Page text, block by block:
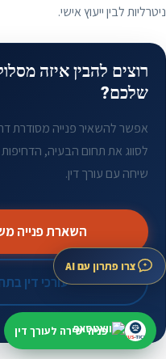
ניטרליות לבין ייעוץ אישי.
רוצים להבין איזה
שלכם?
לסווג את תחום הבעיה, הדחיפות
שיחה עם עורך דין.
השארת פנייה
עורכי דין
צרו פתרון עם AI
פניה ישירה לעורך דין